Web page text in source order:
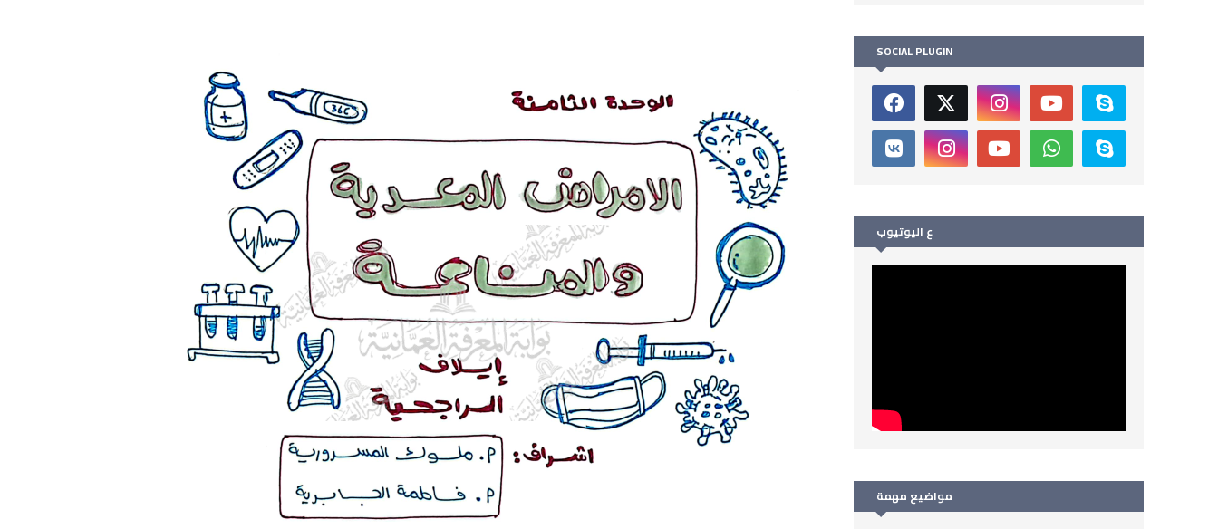
SOCIAL PLUGIN
ع اليوتيوب
مواضيع مهمة